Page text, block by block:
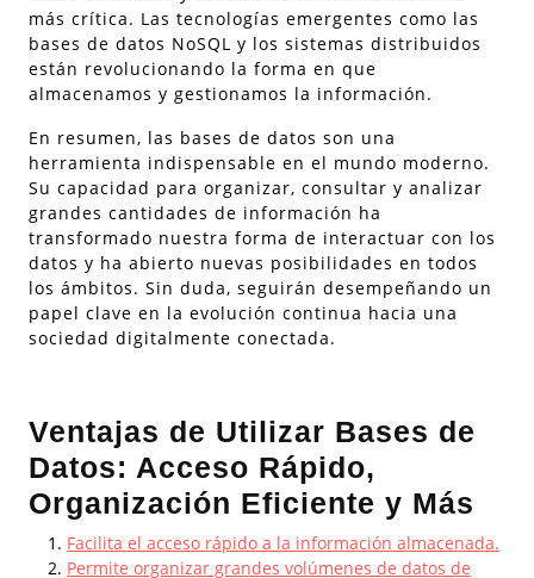
más crítica. Las tecnologías emergentes como las
bases de datos NoSQL y los sistemas distribuidos
están revolucionando la forma en que
almacenamos y gestionamos la información.
En resumen, las bases de datos son una
herramienta indispensable en el mundo moderno.
Su capacidad para organizar, consultar y analizar
grandes cantidades de información ha
transformado nuestra forma de interactuar con los
datos y ha abierto nuevas posibilidades en todos
los ámbitos. Sin duda, seguirán desempeñando un
papel clave en la evolución continua hacia una
sociedad digitalmente conectada.
Ventajas de Utilizar Bases de
Datos: Acceso Rápido,
Organización Eficiente y Más
Facilita el acceso rápido a la información almacenada.
Permite organizar grandes volúmenes de datos de